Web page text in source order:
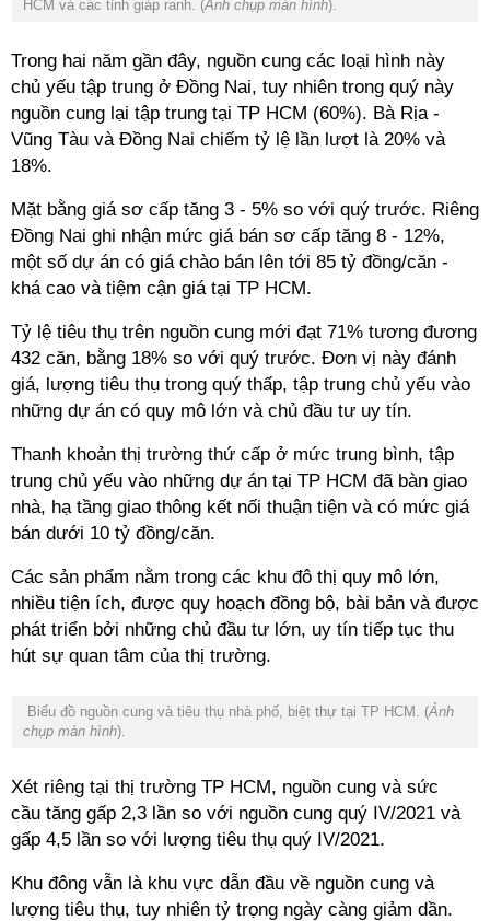
HCM và các tỉnh giáp ranh. (Ảnh chụp màn hình).
Trong hai năm gần đây, nguồn cung các loại hình này
chủ yếu tập trung ở Đồng Nai, tuy nhiên trong quý này
nguồn cung lại tập trung tại TP HCM (60%). Bà Rịa -
Vũng Tàu và Đồng Nai chiếm tỷ lệ lần lượt là 20% và
18%.
Mặt bằng giá sơ cấp tăng 3 - 5% so với quý trước. Riêng
Đồng Nai ghi nhận mức giá bán sơ cấp tăng 8 - 12%,
một số dự án có giá chào bán lên tới 85 tỷ đồng/căn -
khá cao và tiệm cận giá tại TP HCM.
Tỷ lệ tiêu thụ trên nguồn cung mới đạt 71% tương đương
432 căn, bằng 18% so với quý trước. Đơn vị này đánh
giá, lượng tiêu thụ trong quý thấp, tập trung chủ yếu vào
những dự án có quy mô lớn và chủ đầu tư uy tín.
Thanh khoản thị trường thứ cấp ở mức trung bình, tập
trung chủ yếu vào những dự án tại TP HCM đã bàn giao
nhà, hạ tầng giao thông kết nối thuận tiện và có mức giá
bán dưới 10 tỷ đồng/căn.
Các sản phẩm nằm trong các khu đô thị quy mô lớn,
nhiều tiện ích, được quy hoạch đồng bộ, bài bản và được
phát triển bởi những chủ đầu tư lớn, uy tín tiếp tục thu
hút sự quan tâm của thị trường.
Biểu đồ nguồn cung và tiêu thụ nhà phố, biệt thự tại TP HCM. (Ảnh
chụp màn hình).
Xét riêng tại thị trường TP HCM, nguồn cung và sức
cầu tăng gấp 2,3 lần so với nguồn cung quý IV/2021 và
gấp 4,5 lần so với lượng tiêu thụ quý IV/2021.
Khu đông vẫn là khu vực dẫn đầu về nguồn cung và
lượng tiêu thụ, tuy nhiên tỷ trọng ngày càng giảm dần.